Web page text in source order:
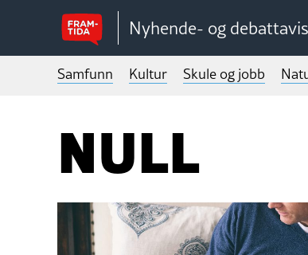
Nyhende- og
Samfunn Kultur Skule og jobb
NULL